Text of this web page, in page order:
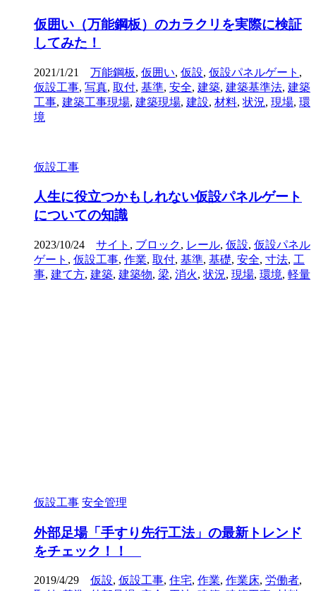
仮囲い（万能鋼板）のカラクリを実際に検証
してみた！
2021/1/21 万能鋼板, 仮囲い, 仮設, 仮設パネルゲート ,
仮設工事, 写真, 取付, 基準, 安全, 建築, 建築基準法, 建築
工事, 建築工事現場, 建築現場, 建設, 材料, 状況, 現場, 環
境
仮設工事
人生に役立つかもしれない仮設パネルゲート
についての知識
2023/10/24 サイト , ブロック, レール, 仮設, 仮設パネル
ゲート , 仮設工事, 作業, 取付, 基準, 基礎, 安全, 寸法, 工
事, 建て方, 建築, 建築物, 梁, 消火, 状況, 現場, 環境, 軽量
仮設工事 安全管理
外部足場「手すり先行工法」の最新トレンド
をチェック！！
2019/4/29 仮設, 仮設工事, 住宅, 作業, 作業床, 労働者,